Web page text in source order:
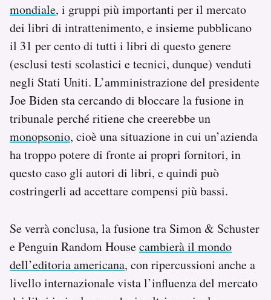
Hai bisogno di aiuto?
Esci
mondiale, i gruppi più importanti per il mercato
dei libri di intrattenimento, e insieme pubblicano
il 31 per cento di tutti i libri di questo genere
(esclusi testi scolastici e tecnici, dunque) venduti
negli Stati Uniti. L’amministrazione del presidente
Joe Biden sta cercando di bloccare la fusione in
tribunale perché ritiene che creerebbe un
monopsonio, cioè una situazione in cui un’azienda
ha troppo potere di fronte ai propri fornitori, in
questo caso gli autori di libri, e quindi può
costringerli ad accettare compensi più bassi.
Se verrà conclusa, la fusione tra Simon & Schuster
e Penguin Random Housecambierà il mondo
dell’editoria americana, con ripercussioni anche a
livello internazionale vista l’influenza del mercato